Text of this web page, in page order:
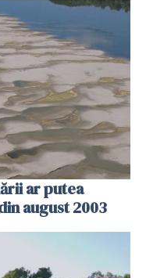
ar putea
august 2003